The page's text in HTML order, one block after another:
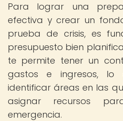
Para lograr una
efectiva y crear un
prueba de crisis, es
presupuesto bien
te permite tener un
gastos e ingresos,
identificar áreas en las
asignar recursos
emergencia.